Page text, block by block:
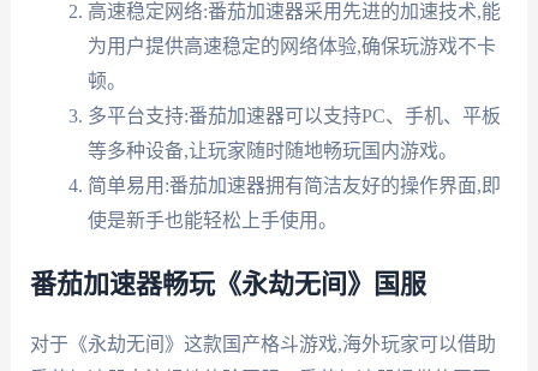
高速稳定网络:番茄加速器采用先进的加速技术,能
为用户提供高速稳定的网络体验,确保玩游戏不卡
顿。
多平台支持:番茄加速器可以支持PC、手机、平板
等多种设备,让玩家随时随地畅玩国内游戏。
简单易用:番茄加速器拥有简洁友好的操作界面,即
使是新手也能轻松上手使用。
番茄加速器畅玩《永劫无间》国服
对于《永劫无间》这款国产格斗游戏,海外玩家可以借助